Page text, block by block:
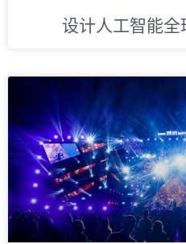
设计人工智能